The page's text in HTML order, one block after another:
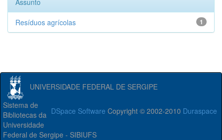
Assunto
1
Resíduos agrícolas
UNIVERSIDADE FEDERAL DE SERGIPE
DSpace Software Copyright © 2002-2010 Duraspace
Sistema de
Bibliotecas da
Universidade
Federal de Sergipe - SIBIUFS